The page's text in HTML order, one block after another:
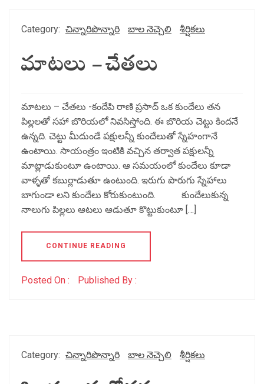
Category: చిన్నారిపొన్నారి బాల నెచ్చెలి శీర్షికలు
మాటలు – చేతలు
మాటలు – చేతలు -కందేపి రాణి ప్రసాద్ ఒక కుందేలు తన
పిల్లలతో సహా బొరియలో నివసిస్తోంది. ఈ బొరియ చెట్టు కిందనే
ఉన్నది. చెట్టు మీదుండే పక్షులన్నీ కుందేలుతో స్నేహంగానే
ఉంటాయి. సాయంత్రం ఇంటికి వచ్చిన తర్వాత పక్షులన్నీ
మాట్లాడుకుంటూ ఉంటాయి. ఆ సమయంలో కుందేలు కూడా
వాళ్ళతో కబుర్లాడుతూ ఉంటుంది. ఇరుగు పొరుగు స్నేహాలు
బాగుండా లని కుందేలు కోరుకుంటుంది. కుందేలుకున్న
నాలుగు పిల్లలు ఆటలు ఆడుతూ కొట్టుకుంటూ […]
CONTINUE READING
Posted On : Published By :
Category: చిన్నారిపొన్నారి బాల నెచ్చెలి శీర్షికలు